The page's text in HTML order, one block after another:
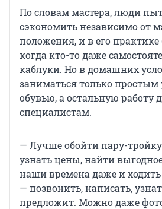
По словам мастера, люди
сэкономить независимо от
положения, и в его
когда кто-то даже
каблуки. Но в домашних
заниматься только простым
обувью, а остальную работу
специалистам.
— Лучше обойти пару-
узнать цены, найти
наши времена даже и
— позвонить, написать,
предложит. Можно даже